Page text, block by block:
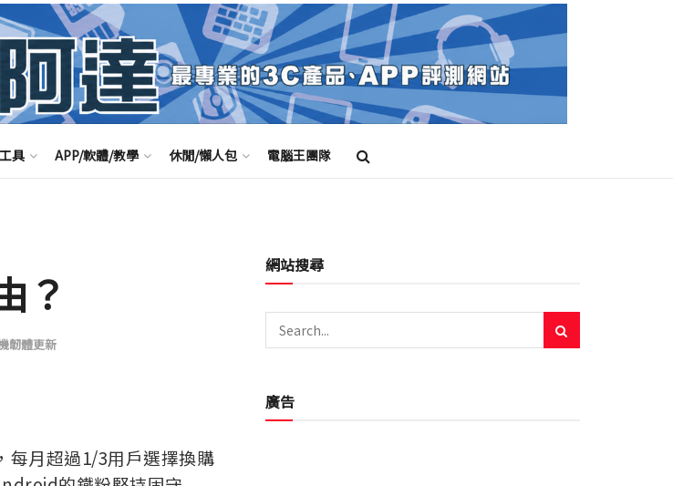
具 APP/軟體/教學 休閒/懶人包 電腦王團隊
？
韌體更新
每月超過1/3用戶選擇換購
網站搜尋
廣告